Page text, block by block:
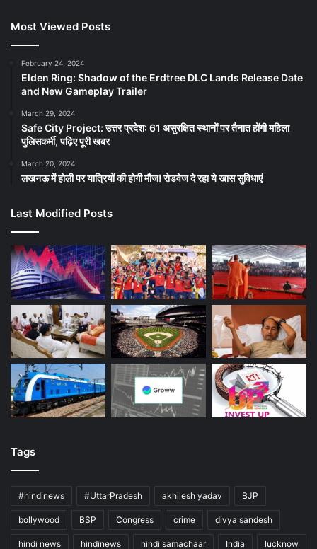
Most Viewed Posts
February 24, 2024
Elden Ring: Shadow of the Erdtree DLC Lands Release Date
and New Gameplay Trailer
March 29, 2024
Safe City Project: उत्तर प्रदेश: 61 असुरक्षित स्थानों पर तैनात होंगी महिला
पुलिसकर्मी, पढ़िए पूरी खबर
March 20, 2024
लखनऊ में होली पर यात्रियों की होगी मौज! रोडवेज दे रहा ये खास सुविधाएं
Last Modified Posts
Tags
#hindinews #UttarPradesh akhilesh yadav BJP
bollywood BSP Congress crime divya sandesh
hindi news hindinews hindi samachaar India lucknow